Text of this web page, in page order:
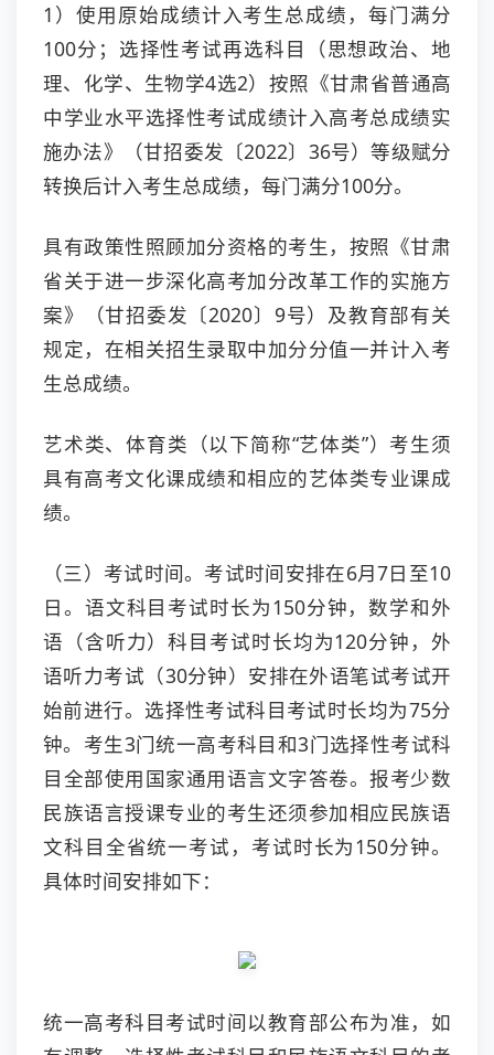
1）使用原始成绩计入考生总成绩，每门满分
100分；选择性考试再选科目（思想政治、地
理、化学、生物学4选2）按照《甘肃省普通高
中学业水平选择性考试成绩计入高考总成绩实
施办法》（甘招委发〔2022〕36号）等级赋分
转换后计入考生总成绩，每门满分100分。
具有政策性照顾加分资格的考生，按照《甘肃
省关于进一步深化高考加分改革工作的实施方
案》（甘招委发〔2020〕9号）及教育部有关
规定，在相关招生录取中加分分值一并计入考
生总成绩。
艺术类、体育类（以下简称“艺体类”）考生须
具有高考文化课成绩和相应的艺体类专业课成
绩。
（三）考试时间。考试时间安排在6月7日至10
日。语文科目考试时长为150分钟，数学和外
语（含听力）科目考试时长均为120分钟，外
语听力考试（30分钟）安排在外语笔试考试开
始前进行。选择性考试科目考试时长均为75分
钟。考生3门统一高考科目和3门选择性考试科
目全部使用国家通用语言文字答卷。报考少数
民族语言授课专业的考生还须参加相应民族语
文科目全省统一考试，考试时长为150分钟。
具体时间安排如下：
统一高考科目考试时间以教育部公布为准，如